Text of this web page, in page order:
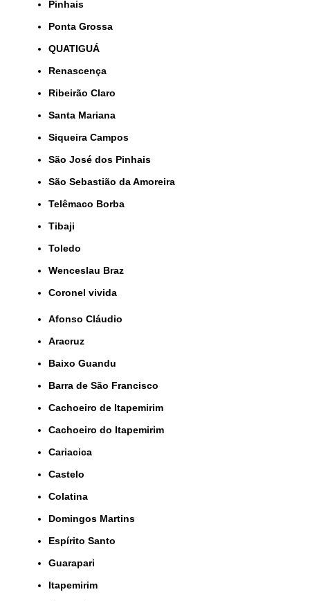
Pinhais
Ponta Grossa
QUATIGUÁ
Renascença
Ribeirão Claro
Santa Mariana
Siqueira Campos
São José dos Pinhais
São Sebastião da Amoreira
Telêmaco Borba
Tibaji
Toledo
Wenceslau Braz
coronel vivida
Afonso Cláudio
Aracruz
Baixo Guandu
Barra de São Francisco
Cachoeiro de Itapemirim
Cachoeiro do Itapemirim
Cariacica
Castelo
Colatina
Domingos Martins
Espírito Santo
Guarapari
Itapemirim